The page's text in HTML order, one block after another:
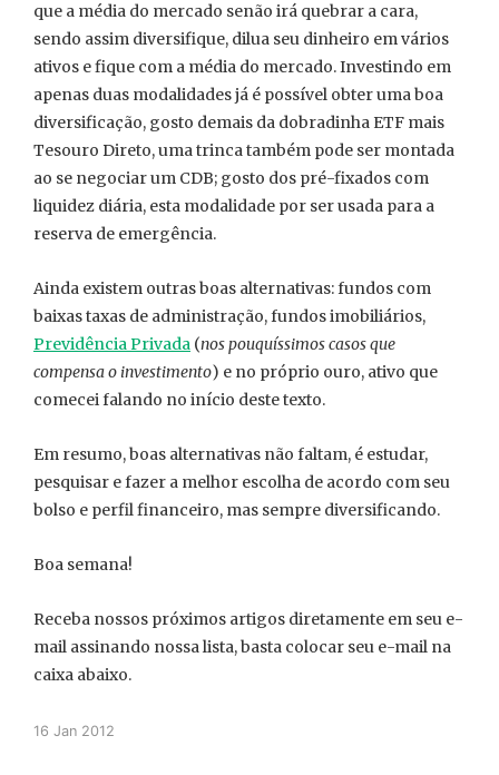
que a média do mercado senão irá quebrar a cara,
sendo assim diversifique, dilua seu dinheiro em vários
ativos e fique com a média do mercado. Investindo em
apenas duas modalidades já é possível obter uma boa
diversificação, gosto demais da dobradinha ETF mais
Tesouro Direto, uma trinca também pode ser montada
ao se negociar um CDB; gosto dos pré-fixados com
liquidez diária, esta modalidade por ser usada para a
reserva de emergência.
Ainda existem outras boas alternativas: fundos com
baixas taxas de administração, fundos imobiliários,
Previdência Privada (nos pouquíssimos casos que
compensa o investimento) e no próprio ouro, ativo que
comecei falando no início deste texto.
Em resumo, boas alternativas não faltam, é estudar,
pesquisar e fazer a melhor escolha de acordo com seu
bolso e perfil financeiro, mas sempre diversificando.
Boa semana!
Receba nossos próximos artigos diretamente em seu e-
mail assinando nossa lista, basta colocar seu e-mail na
caixa abaixo.
16 Jan 2012